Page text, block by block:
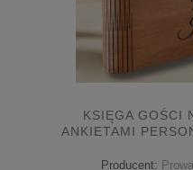
KSIĘGA GOŚCI
ANKIETAMI
Producent: